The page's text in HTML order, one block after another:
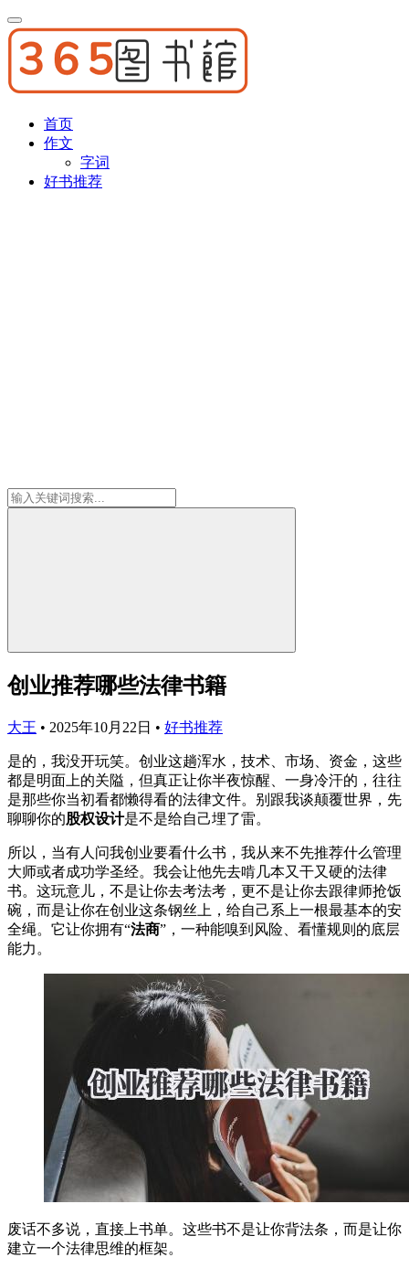
首页
作文
字词
好书推荐
创业推荐哪些法律书籍
大王 • 2025年10月22日 • 好书推荐
是的，我没开玩笑。创业这趟浑水，技术、市场、资金，这些
都是明面上的关隘，但真正让你半夜惊醒、一身冷汗的，往往
是那些你当初看都懒得看的法律文件。别跟我谈颠覆世界，先
聊聊你的股权设计是不是给自己埋了雷。
所以，当有人问我创业要看什么书，我从来不先推荐什么管理
大师或者成功学圣经。我会让他先去啃几本又干又硬的法律
书。这玩意儿，不是让你去考法考，更不是让你去跟律师抢饭
碗，而是让你在创业这条钢丝上，给自己系上一根最基本的安
全绳。它让你拥有“法商”，一种能嗅到风险、看懂规则的底层
能力。
废话不多说，直接上书单。这些书不是让你背法条，而是让你
建立一个法律思维的框架。